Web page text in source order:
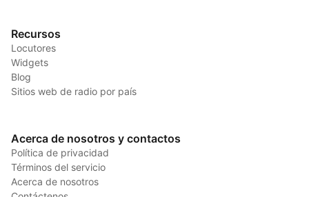
Recursos
Locutores
Widgets
Blog
Sitios web de radio por país
Acerca de nosotros y contactos
Política de privacidad
Términos del servicio
Acerca de nosotros